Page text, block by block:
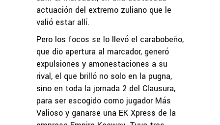
actuación del extremo zuliano que le
valió estar allí.
Pero los focos se lo llevó el carabobeño,
que dio apertura al marcador, generó
expulsiones y amonestaciones a su
rival, el que brilló no solo en la pugna,
sino en toda la jornada 2 del Clausura,
para ser escogido como jugador Más
Valioso y ganarse una EK Xpress de la